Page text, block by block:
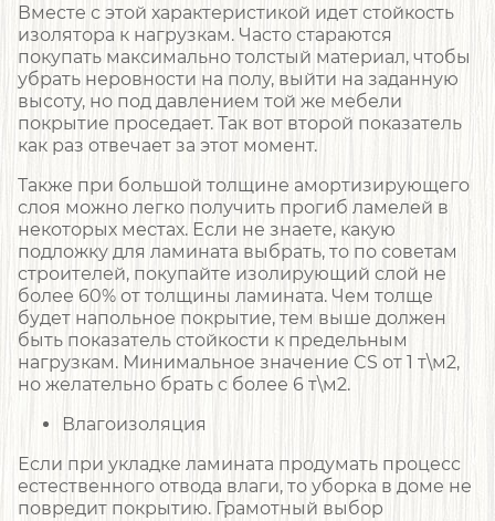
Вместе с этой характеристикой идет стойкость
изолятора к нагрузкам. Часто стараются
покупать максимально толстый материал, чтобы
убрать неровности на полу, выйти на заданную
высоту, но под давлением той же мебели
покрытие проседает. Так вот второй показатель
как раз отвечает за этот момент.
Также при большой толщине амортизирующего
слоя можно легко получить прогиб ламелей в
некоторых местах. Если не знаете, какую
подложку для ламината выбрать, то по советам
строителей, покупайте изолирующий слой не
более 60% от толщины ламината. Чем толще
будет напольное покрытие, тем выше должен
быть показатель стойкости к предельным
нагрузкам. Минимальное значение CS от 1 т\м2,
но желательно брать с более 6 т\м2.
Влагоизоляция
Если при укладке ламината продумать процесс
естественного отвода влаги, то уборка в доме не
повредит покрытию. Грамотный выбор